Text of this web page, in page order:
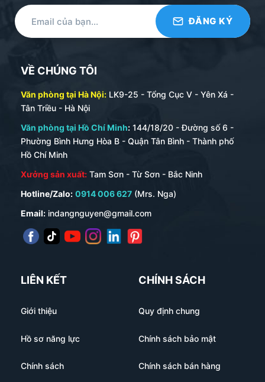
VỀ CHÚNG TÔI
Văn phòng tại Hà Nội: LK9-25 - Tổng Cục V - Yên Xá -
Tân Triều - Hà Nội
Văn phòng tại Hồ Chí Minh: 144/18/20 - Đường số 6 -
Phường Bình Hưng Hòa B - Quận Tân Bình - Thành phố
Hồ Chí Minh
Xưởng sản xuất: Tam Sơn - Từ Sơn - Bắc Ninh
Hotline/Zalo: 0914 006 627 (Mrs. Nga)
Email: indangnguyen@gmail.com
LIÊN KẾT
Giới thiệu
Hồ sơ năng lực
Chính sách
CHÍNH SÁCH
Quy định chung
Chính sách bảo mật
Chính sách bán hàng